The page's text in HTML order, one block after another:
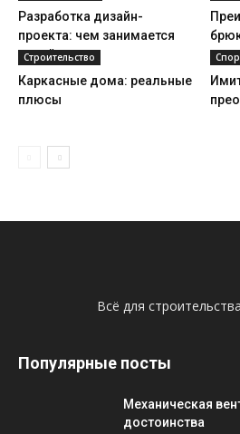
Разработка дизайн-
проекта: чем занимается
дизайнер
Строительство
Каркасные дома: реальные
плюсы
Всё для
Популярные посты
Механическая
достоинства